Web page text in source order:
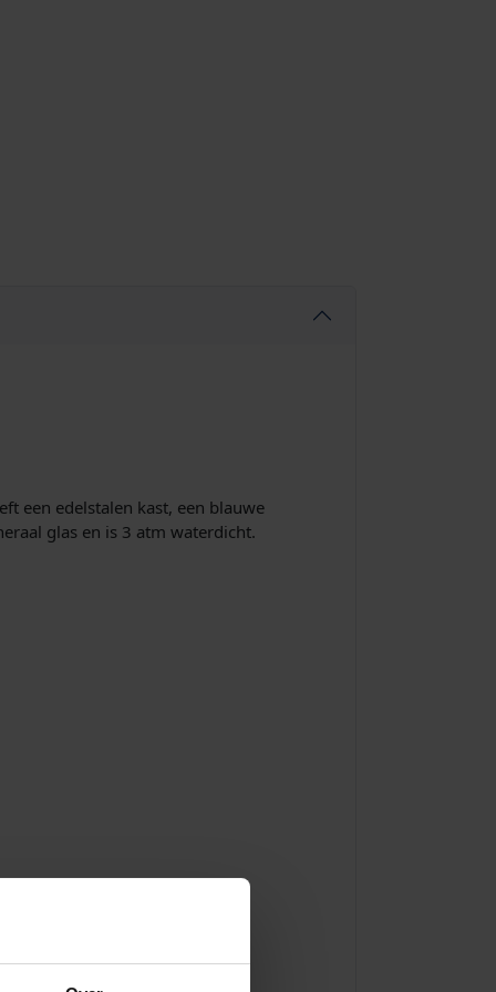
een edelstalen kast, een blauwe
glas en is 3 atm waterdicht.